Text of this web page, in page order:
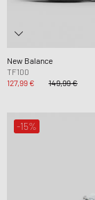
New Balance
TF100
127,99 €
149,99 €
-15%